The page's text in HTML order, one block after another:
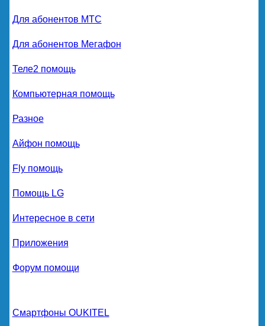
Для абонентов МТС
Для абонентов Мегафон
Теле2 помощь
Компьютерная помощь
Разное
Айфон помощь
Fly помощь
Помощь LG
Интересное в сети
Приложения
Форум помощи
Смартфоны OUKITEL